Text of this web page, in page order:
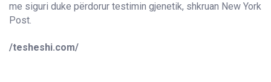
me siguri duke përdorur testimin gjenetik, shkruan New York
Post.
/tesheshi.com/